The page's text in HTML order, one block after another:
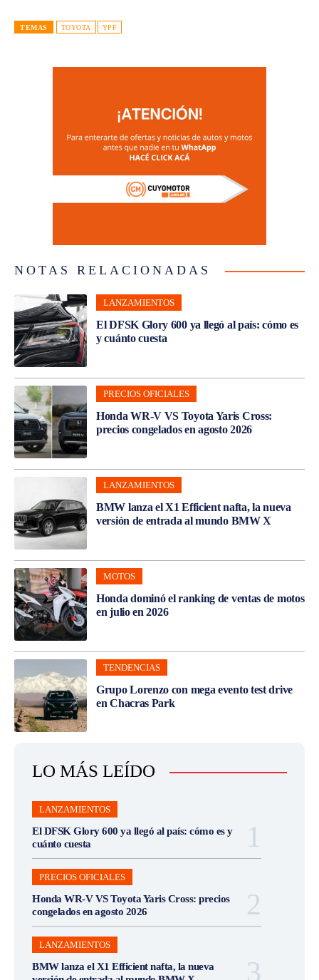
TEMAS TOYOTA YPF
NOTAS RELACIONADAS
LANZAMIENTOS
El DFSK Glory 600 ya llegó al país: cómo es
y cuánto cuesta
PRECIOS OFICIALES
Honda WR-V VS Toyota Yaris Cross:
precios congelados en agosto 2026
LANZAMIENTOS
BMW lanza el X1 Efficient nafta, la nueva
versión de entrada al mundo BMW X
MOTOS
Honda dominó el ranking de ventas de motos
en julio en 2026
TENDENCIAS
Grupo Lorenzo con mega evento test drive
en Chacras Park
LO MÁS LEÍDO
LANZAMIENTOS
El DFSK Glory 600 ya llegó al país: cómo es y
cuánto cuesta
PRECIOS OFICIALES
Honda WR-V VS Toyota Yaris Cross: precios
congelados en agosto 2026
LANZAMIENTOS
BMW lanza el X1 Efficient nafta, la nueva